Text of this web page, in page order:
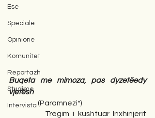
Ese
Speciale
Opinione
Komunitet
Reportazh
Studime
Intervista
Buqeta me mimoza, pas dyzetëedy
vjetësh
                    (Paramnezi*)